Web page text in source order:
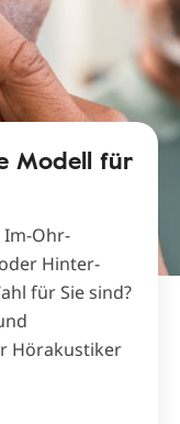
Modell für
Im-Ohr-
Hinter-
für Sie sind?
Hörakustiker